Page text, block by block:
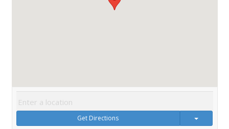
Get Directions